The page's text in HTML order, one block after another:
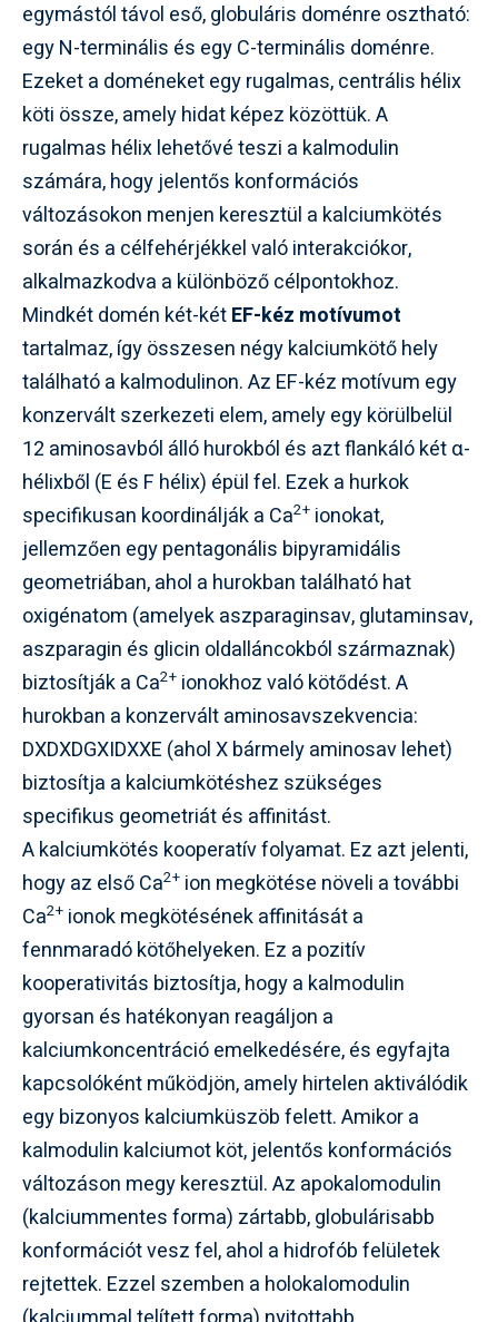
egymástól távol eső, globuláris doménre osztható:
egy N-terminális és egy C-terminális doménre.
Ezeket a doméneket egy rugalmas, centrális hélix
köti össze, amely hidat képez közöttük. A
rugalmas hélix lehetővé teszi a kalmodulin
számára, hogy jelentős konformációs
változásokon menjen keresztül a kalciumkötés
során és a célfehérjékkel való interakciókor,
alkalmazkodva a különböző célpontokhoz.
Mindkét domén két-kétEF-kéz motívumot
tartalmaz, így összesen négy kalciumkötő hely
található a kalmodulinon. Az EF-kéz motívum egy
konzervált szerkezeti elem, amely egy körülbelül
12 aminosavból álló hurokból és azt flankáló két α-
hélixből (E és F hélix) épül fel. Ezek a hurkok
specifikusan koordinálják a Ca2+ ionokat,
jellemzően egy pentagonális bipyramidális
geometriában, ahol a hurokban található hat
oxigénatom (amelyek aszparaginsav, glutaminsav,
aszparagin és glicin oldalláncokból származnak)
biztosítják a Ca2+ ionokhoz való kötődést. A
hurokban a konzervált aminosavszekvencia:
DXDXDGXIDXXE (ahol X bármely aminosav lehet)
biztosítja a kalciumkötéshez szükséges
specifikus geometriát és affinitást.
A kalciumkötés kooperatív folyamat. Ez azt jelenti,
hogy az első Ca2+ ion megkötése növeli a további
Ca2+ ionok megkötésének affinitását a
fennmaradó kötőhelyeken. Ez a pozitív
kooperativitás biztosítja, hogy a kalmodulin
gyorsan és hatékonyan reagáljon a
kalciumkoncentráció emelkedésére, és egyfajta
kapcsolóként működjön, amely hirtelen aktiválódik
egy bizonyos kalciumküszöb felett. Amikor a
kalmodulin kalciumot köt, jelentős konformációs
változáson megy keresztül. Az apokalomodulin
(kalciummentes forma) zártabb, globulárisabb
konformációt vesz fel, ahol a hidrofób felületek
rejtettek. Ezzel szemben a holokalomodulin